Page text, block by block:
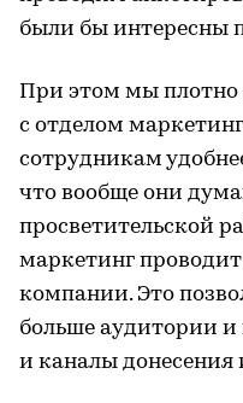
были бы интересны
При этом мы плотно
с отделом
сотрудникам
что вообще они
просветительской
маркетинг
компании. Это
больше аудитории
и каналы